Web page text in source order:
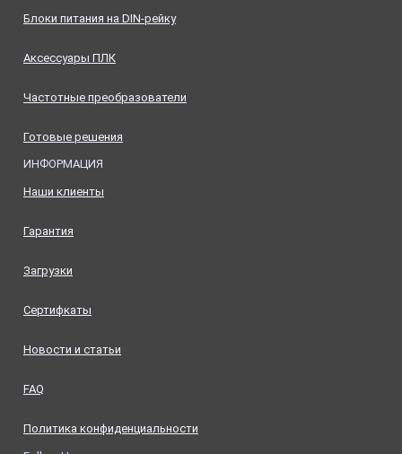
Блоки питания на DIN-рейку
Аксессуары ПЛК
Частотные преобразователи
Готовые решения
ИНФОРМАЦИЯ
Наши клиенты
Гарантия
Загрузки
Сертифкаты
Новости и статьи
FAQ
Политика конфиденциальности